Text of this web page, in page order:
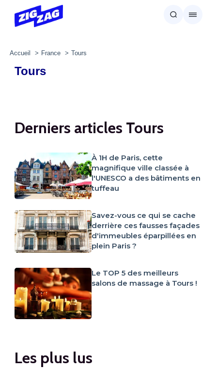
Accueil France Tours
Tours
Derniers articles Tours
À 1H de Paris, cette
magnifique ville classée à
l'UNESCO a des bâtiments en
tuffeau
Savez-vous ce qui se cache
derrière ces fausses façades
d'immeubles éparpillées en
plein Paris ?
Le TOP 5 des meilleurs
salons de massage à Tours !
Les plus lus